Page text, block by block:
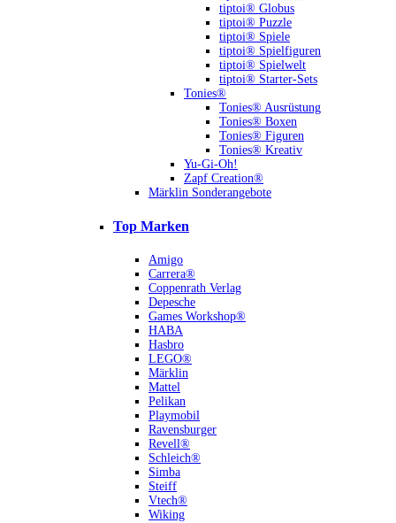
tiptoi® Globus
tiptoi® Puzzle
tiptoi® Spiele
tiptoi® Spielfiguren
tiptoi® Spielwelt
tiptoi® Starter-Sets
Tonies®
Tonies® Ausrüstung
Tonies® Boxen
Tonies® Figuren
Tonies® Kreativ
Yu-Gi-Oh!
Zapf Creation®
Märklin Sonderangebote
Top Marken
Amigo
Carrera®
Coppenrath Verlag
Depesche
Games Workshop®
HABA
Hasbro
LEGO®
Märklin
Mattel
Pelikan
Playmobil
Ravensburger
Revell®
Schleich®
Simba
Steiff
Vtech®
Wiking